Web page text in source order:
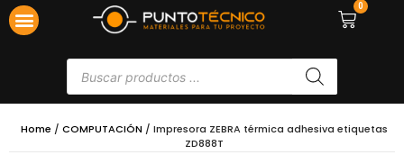
0
Home / COMPUTACIÓN / Impresora ZEBRA térmica adhesiva etiquetas
ZD888T